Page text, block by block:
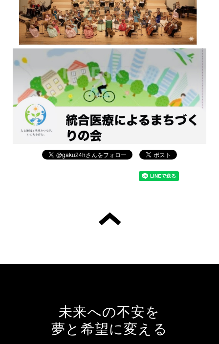
未来への不安を
夢と希望に変える